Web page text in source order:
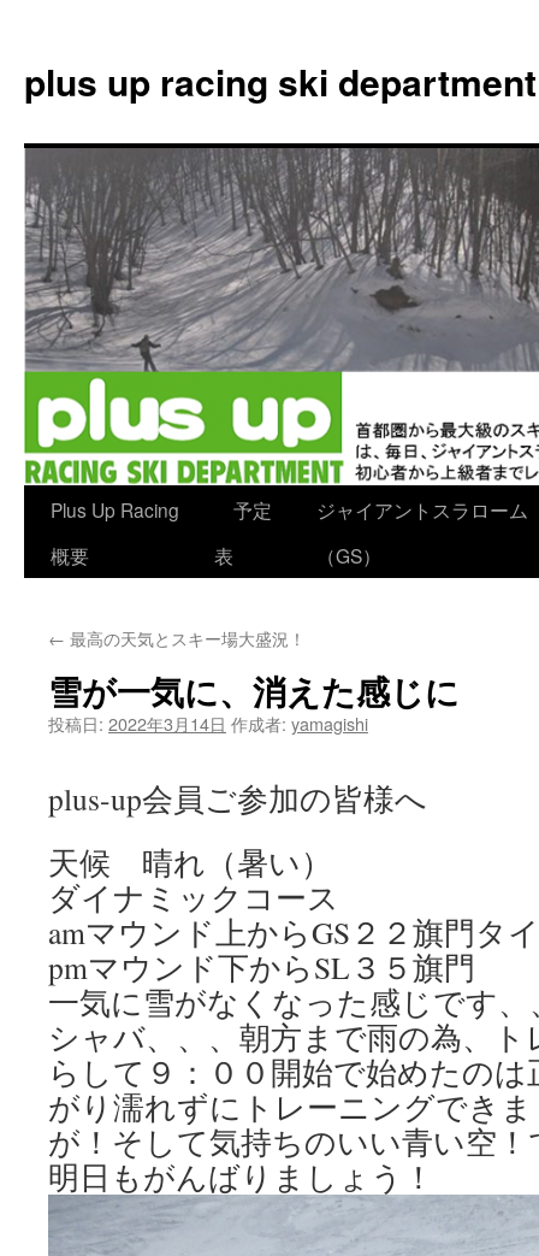
plus up racing ski department
ン
ン
ツ
へ
ッ
Plus Up Racing
概要
予定
表
ジャイアントスラローム
（GS）
← 最高の天気とスキー場大盛況！
雪が一気に、消えた感じに
投稿日: 2022年3月14日 作成者: yamagishi
plus-up会員ご参加の皆様へ
天候 晴れ（暑い）
ダイナミックコース
amマウンド上からGS２２旗門タ
pmマウンド下からSL３５旗門
一気に雪がなくなった感じです
シャバ、、、朝方まで雨の為、
らして９：００開始で始めたの
がり濡れずにトレーニングでき
が！そして気持ちのいい青い空
明日もがんばりましょう！